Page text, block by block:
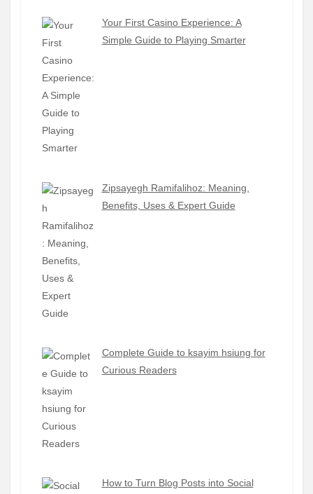
Your First Casino Experience: A
Simple Guide to Playing Smarter
Zipsayegh Ramifalihoz: Meaning,
Benefits, Uses & Expert Guide
Complete Guide to ksayim hsiung for
Curious Readers
How to Turn Blog Posts into Social